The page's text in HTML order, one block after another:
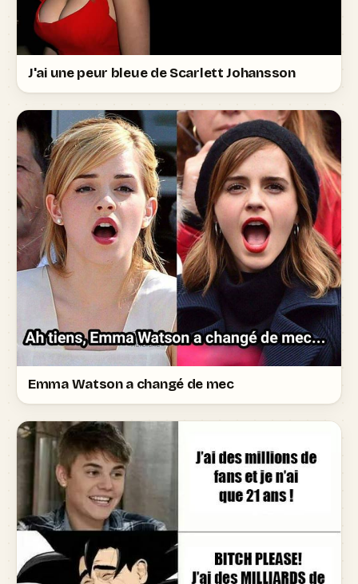
J'ai une peur bleue de Scarlett Johansson
Emma Watson a changé de mec